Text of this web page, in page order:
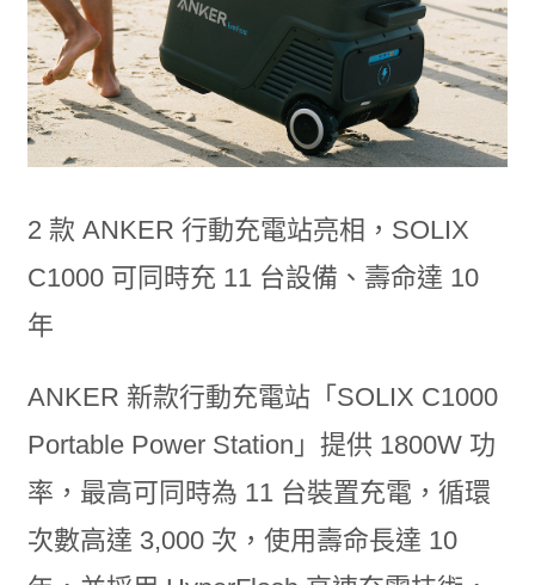
2 款 ANKER 行動充電站亮相，SOLIX
C1000 可同時充 11 台設備、壽命達 10
年
ANKER 新款行動充電站「SOLIX C1000
Portable Power Station」提供 1800W 功
率，最高可同時為 11 台裝置充電，循環
次數高達 3,000 次，使用壽命長達 10